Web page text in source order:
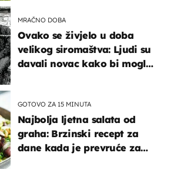
MRAČNO DOBA
Ovako se živjelo u doba
velikog siromaštva: Ljudi su
davali novac kako bi mogli
GOTOVO ZA 15 MINUTA
Najbolja ljetna salata od
graha: Brzinski recept za
dane kada je prevruće za